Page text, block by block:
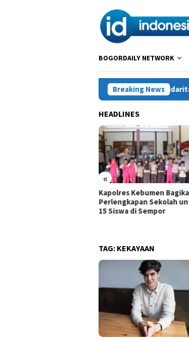
BOGORDAILY NETWORK
Breaking News
Solidaritas untuk Petani
HEADLINES
«
Kapolres Kebumen
Perlengkapan Sekolah
15 Siswa di Sempor
TAG: KEKAYAAN